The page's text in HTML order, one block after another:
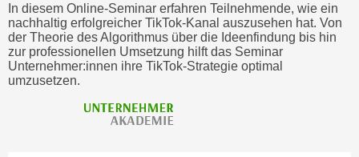
In diesem Online-Seminar erfahren Teilnehmende, wie ein
nachhaltig erfolgreicher TikTok-Kanal auszusehen hat. Von
der Theorie des Algorithmus über die Ideenfindung bis hin
zur professionellen Umsetzung hilft das Seminar
Unternehmer:innen ihre TikTok-Strategie optimal
umzusetzen.